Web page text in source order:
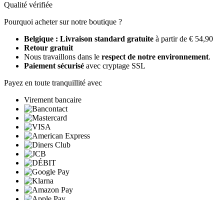
Qualité vérifiée
Pourquoi acheter sur notre boutique ?
Belgique : Livraison standard gratuite à partir de € 54,90
Retour gratuit
Nous travaillons dans le respect de notre environnement.
Paiement sécurisé avec cryptage SSL
Payez en toute tranquillité avec
Virement bancaire